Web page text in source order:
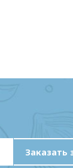
Заказать